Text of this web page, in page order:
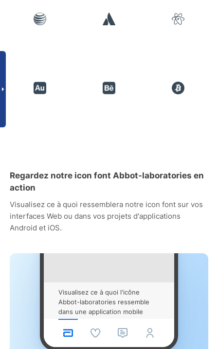
Regardez notre icon font Abbot-laboratories en
action
Visualisez ce à quoi ressemblera notre icon font sur vos
interfaces Web ou dans vos projets d'applications
Android et iOS.
Visualisez ce à quoi l'icône
Abbot-laboratories ressemble
dans une application mobile